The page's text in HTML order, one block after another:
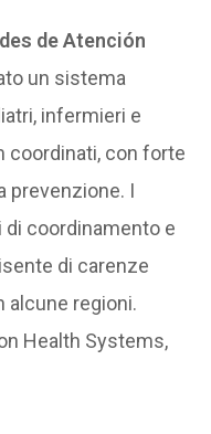
de Atención
un sistema
infermieri e
coordinati, con forte
prevenzione. I
coordinamento e
di carenze
alcune regioni.
Health Systems,